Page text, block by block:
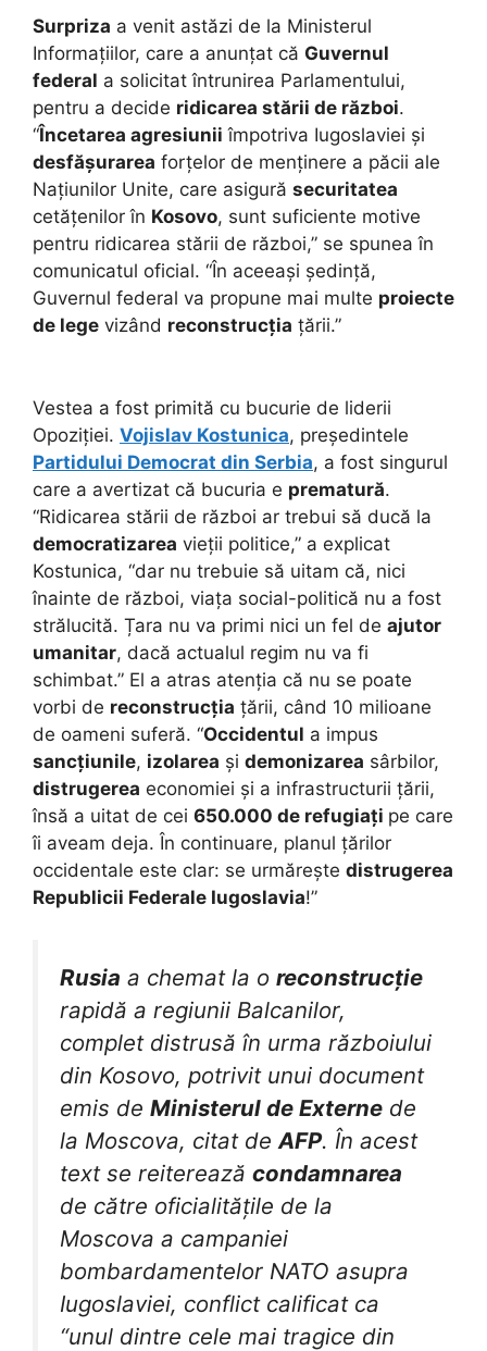
Surpriza a venit astăzi de la Ministerul
Informațiilor, care a anunțat că Guvernul
federal a solicitat întrunirea Parlamentului,
pentru a decide ridicarea stării de război.
“Încetarea agresiunii împotriva Iugoslaviei și
desfășurarea forțelor de menținere a păcii ale
Națiunilor Unite, care asigură securitatea
cetățenilor în Kosovo, sunt suficiente motive
pentru ridicarea stării de război,” se spunea în
comunicatul oficial. “În aceeași ședință,
Guvernul federal va propune mai multe proiecte
de lege vizând reconstrucția țării.”
Vestea a fost primită cu bucurie de liderii
Opoziției. Vojislav Kostunica, președintele
Partidului Democrat din Serbia, a fost singurul
care a avertizat că bucuria e prematură.
“Ridicarea stării de război ar trebui să ducă la
democratizarea vieții politice,” a explicat
Kostunica, “dar nu trebuie să uitam că, nici
înainte de război, viața social-politică nu a fost
strălucită. Țara nu va primi nici un fel de ajutor
umanitar, dacă actualul regim nu va fi
schimbat.” El a atras atenția că nu se poate
vorbi de reconstrucția țării, când 10 milioane
de oameni suferă. “Occidentul a impus
sancțiunile, izolarea și demonizarea sârbilor,
distrugerea economiei și a infrastructurii țării,
însă a uitat de cei 650.000 de refugiați pe care
îi aveam deja. În continuare, planul țărilor
occidentale este clar: se urmărește distrugerea
Republicii Federale Iugoslavia!”
Rusia a chemat la o reconstrucție
rapidă a regiunii Balcanilor,
complet distrusă în urma războiului
din Kosovo, potrivit unui document
emis de Ministerul de Externe de
la Moscova, citat de AFP. În acest
text se reiterează condamnarea
de către oficialitățile de la
Moscova a campaniei
bombardamentelor NATO asupra
Iugoslaviei, conflict calificat ca
“unul dintre cele mai tragice din